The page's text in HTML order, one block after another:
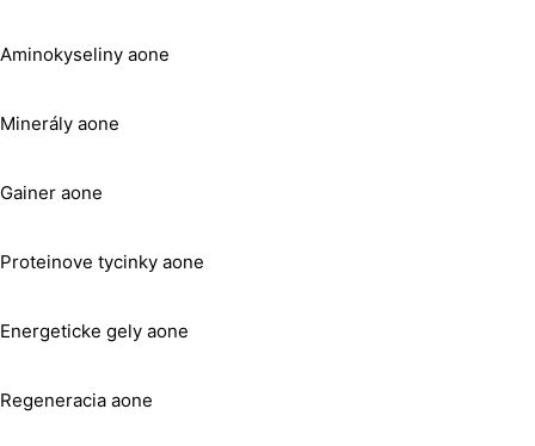
Aminokyseliny aone
Minerály aone
Gainer aone
Proteinove tycinky aone
Energeticke gely aone
Regeneracia aone